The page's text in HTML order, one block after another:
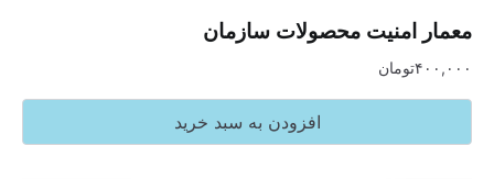
معمار امنیت محصولات سازمان
۴۰۰,۰۰۰تومان
افزودن به سبد خرید